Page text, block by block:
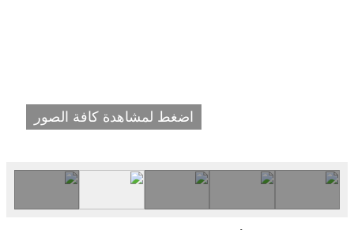
اضغط لمشاهدة كافة الصور